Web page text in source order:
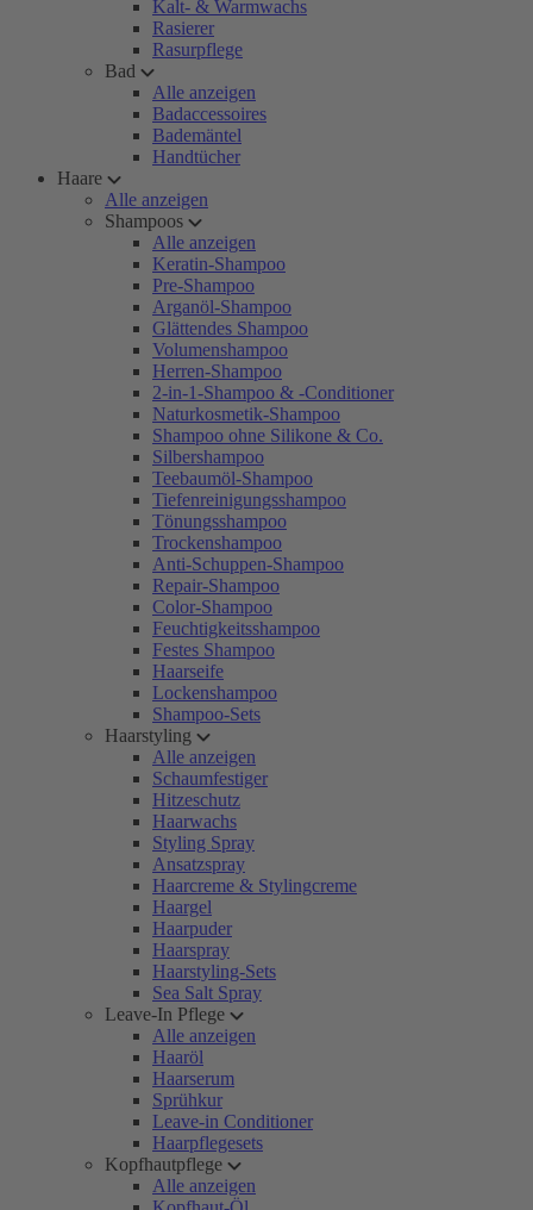
Kalt- & Warmwachs
Rasierer
Rasurpflege
Bad
Alle anzeigen
Badaccessoires
Bademäntel
Handtücher
Haare
Alle anzeigen
Shampoos
Alle anzeigen
Keratin-Shampoo
Pre-Shampoo
Arganöl-Shampoo
Glättendes Shampoo
Volumenshampoo
Herren-Shampoo
2-in-1-Shampoo & -Conditioner
Naturkosmetik-Shampoo
Shampoo ohne Silikone & Co.
Silbershampoo
Teebaumöl-Shampoo
Tiefenreinigungsshampoo
Tönungsshampoo
Trockenshampoo
Anti-Schuppen-Shampoo
Repair-Shampoo
Color-Shampoo
Feuchtigkeitsshampoo
Festes Shampoo
Haarseife
Lockenshampoo
Shampoo-Sets
Haarstyling
Alle anzeigen
Schaumfestiger
Hitzeschutz
Haarwachs
Styling Spray
Ansatzspray
Haarcreme & Stylingcreme
Haargel
Haarpuder
Haarspray
Haarstyling-Sets
Sea Salt Spray
Leave-In Pflege
Alle anzeigen
Haaröl
Haarserum
Sprühkur
Leave-in Conditioner
Haarpflegesets
Kopfhautpflege
Alle anzeigen